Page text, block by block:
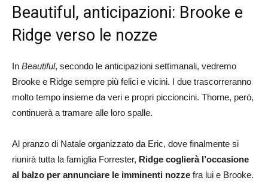
Beautiful, anticipazioni: Brooke e
Ridge verso le nozze
In Beautiful, secondo le anticipazioni settimanali, vedremo
Brooke e Ridge sempre più felici e vicini. I due trascorreranno
molto tempo insieme da veri e propri piccioncini. Thorne, però,
continuerà a tramare alle loro spalle.
Al pranzo di Natale organizzato da Eric, dove finalmente si
riunirà tutta la famiglia Forrester, Ridge coglierà l’occasione
al balzo per annunciare le imminenti nozze fra lui e Brooke.